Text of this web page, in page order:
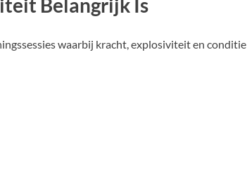
waarbij kracht, explosiviteit en conditie